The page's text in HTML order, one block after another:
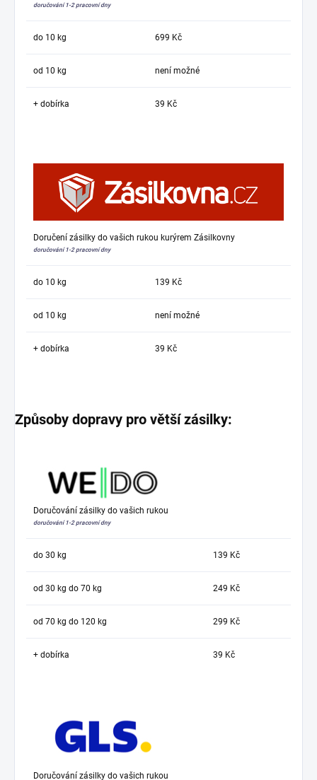
doručování 1-2 pracovní dny
do 10 kg 699 Kč
od 10 kg není možné
+ dobírka 39 Kč
Doručení zásilky do vašich rukou kurýrem Zásilkovny
doručování 1-2 pracovní dny
do 10 kg 139 Kč
od 10 kg není možné
+ dobírka 39 Kč
Způsoby dopravy pro větší zásilky:
Doručování zásilky do vašich rukou
doručování 1-2 pracovní dny
do 30 kg 139 Kč
od 30 kg do 70 kg 249 Kč
od 70 kg do 120 kg 299 Kč
+ dobírka 39 Kč
Doručování zásilky do vašich rukou